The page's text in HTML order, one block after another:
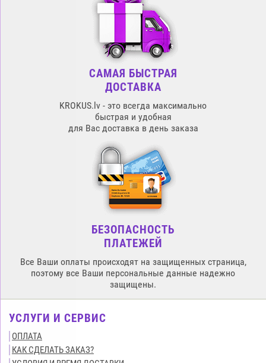
САМАЯ БЫСТРАЯ
ДОСТАВКА
KROKUS.lv - это всегда максимально
быстрая и удобная
для Вас доставка в день заказа
БЕЗОПАСНОСТЬ
ПЛАТЕЖЕЙ
Все Ваши оплаты происходят на защищенных страница,
поэтому все Ваши персональные данные надежно
защищены.
УСЛУГИ И СЕРВИС
ОПЛАТА
КАК СДЕЛАТЬ ЗАКАЗ?